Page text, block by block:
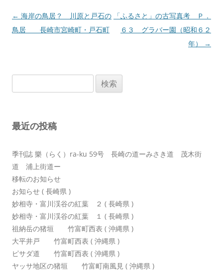
投
稿
ン
← 海岸の鳥居？ 川原と戸石の
鳥居 長崎市宮崎町・戸石町
「ふるさと」の古写真考 Ｐ．
６３ グラバー園（昭和６２
年）
→
索:
最近の投稿
季刊誌 樂（らく）ra-ku 59号 長崎の道ーみさき道 茂木街
道 浦上街道ー
移転のお知らせ
お知らせ ( 長崎県 )
妙相寺・富川渓谷の紅葉 ２ ( 長崎県 )
妙相寺・富川渓谷の紅葉 １ ( 長崎県 )
祖納岳の猪垣 竹富町西表 ( 沖縄県 )
大平井戸 竹富町西表 ( 沖縄県 )
ピサダ道 竹富町西表 ( 沖縄県 )
ヤッサ地区の猪垣 竹富町南風見 ( 沖縄県 )